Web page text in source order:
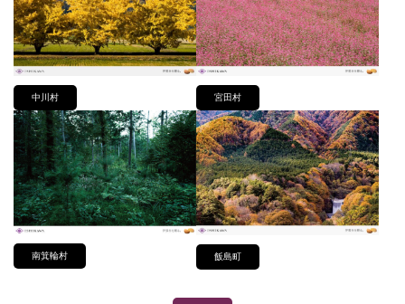
中川村 宮田村
南箕輪村 飯島町